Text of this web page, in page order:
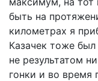
быть на
километрах я
Казачек тоже
не результатом
гонки и во время